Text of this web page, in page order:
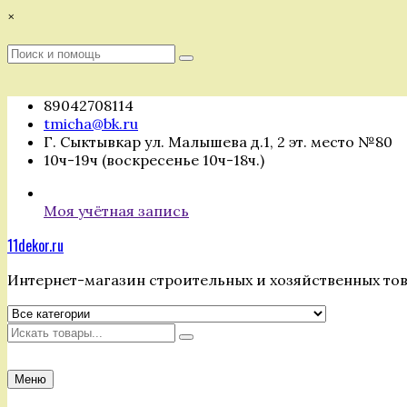
Перейти
содержимому
×
Поиск
Поиск
89042708114
tmicha@bk.ru
Г. Сыктывкар ул. Малышева д.1, 2 эт. место №80
10ч-19ч (воскресенье 10ч-18ч.)
Моя учётная запись
11dekor.ru
Интернет-магазин строительных и хозяйственных
Искать
Меню